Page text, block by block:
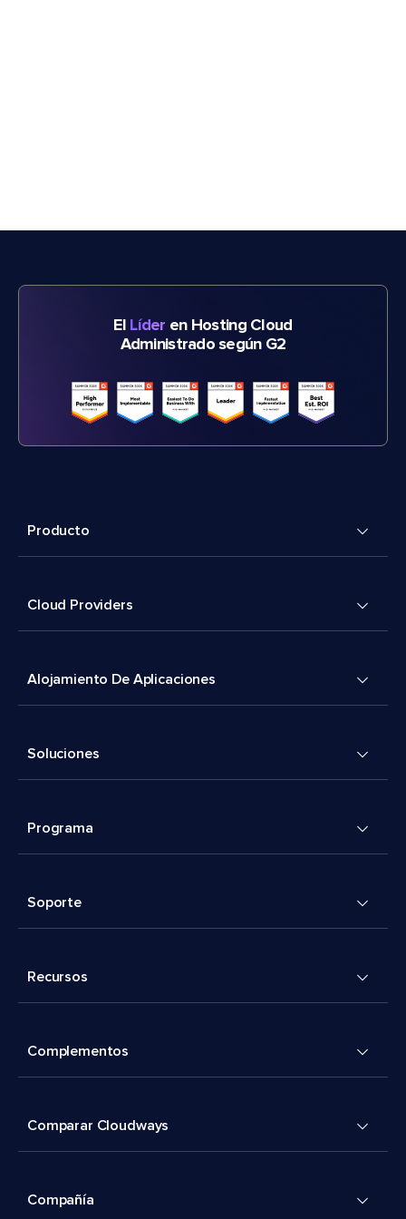
El Líder en Hosting Cloud
Administrado según G2
Producto
Cloud Providers
Alojamiento De Aplicaciones
Soluciones
Programa
Soporte
Recursos
Complementos
Comparar Cloudways
Compañía